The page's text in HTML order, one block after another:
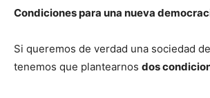
Condiciones para una nueva
Si queremos de verdad una sociedad
tenemos que plantearnos dos